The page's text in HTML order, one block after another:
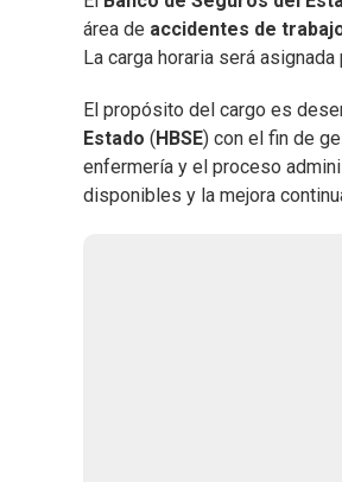
área de accidentes de
La carga horaria será
El propósito del cargo es
Estado ( HBSE) con el fin de
enfermería y el proceso
disponibles y la mejora